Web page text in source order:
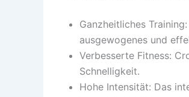
Ganzheitliches
ausgewogenes und
Verbesserte Fitness:
Schnelligkeit.
Hohe Intensität: Das